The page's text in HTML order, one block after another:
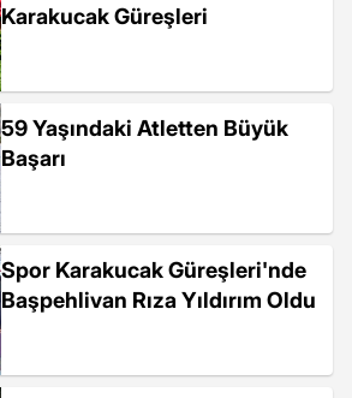
Karakucak Güreşleri
59 Yaşındaki Atletten Büyük
Başarı
Spor Karakucak Güreşleri'nde
Başpehlivan Rıza Yıldırım Oldu